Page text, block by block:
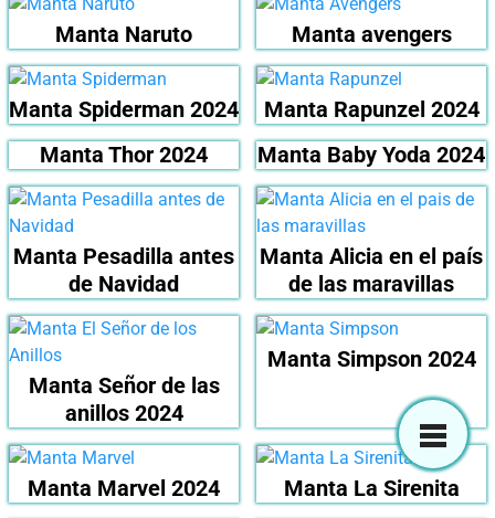
Manta Naruto Manta avengers
Manta Spiderman 2024
Manta Rapunzel 2024
Manta Thor 2024
Manta Baby Yoda 2024
Manta Pesadilla antes
de Navidad
Manta Alicia en el país
de las maravillas
Manta Señor de las
anillos 2024
Manta Simpson 2024
Manta Marvel 2024 Manta La Sirenita